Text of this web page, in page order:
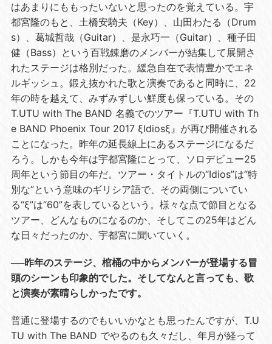
はあまりにももったいないと思ったのを覚えている。宇
都宮隆のもと、土橋安騎夫（Key）、山田わたる（Drum
s）、葛城哲哉（Guitar）、是永巧一（Guitar）、種子田
健（Bass）という百戦錬磨のメンバーが結集して展開さ
れたステージは格別だった。緩急自在で表情豊かでエネ
ルギッシュ。鍛え抜かれた歌と演奏であると同時に、22
年の時を越えて、みずみずしい鮮度も保っている。その
T.UTU with The BAND 名義でのツアー『T.UTU with Th
e BAND Phoenix Tour 2017 ξIdiosξ』が再び開催される
ことになった。昨年の延長線上にあるステージになるだ
ろう。しかも今年は宇都宮隆にとって、ソロデビュー25
周年という節目の年だ。ツアー・タイトルの“Idios”は“特
別な”という意味のギリシア語で、その両側についてい
る“ξ”は“60”を表しているという。様々な点で節目となる
ツアー、どんなものになるのか、そしてこの25年はどん
な日々だったのか、宇都宮に聞いていく。
──昨年のステージ、棺桶の中からメンバーが登場する冒
頭のシーンも印象的でした。そしてなんと言っても、歌
と演奏が素晴らしかったです。
普通に登場するのでもいいかなとも思ったんですが、T.U
TU with The BAND でやるのも久々だし、年月が経って